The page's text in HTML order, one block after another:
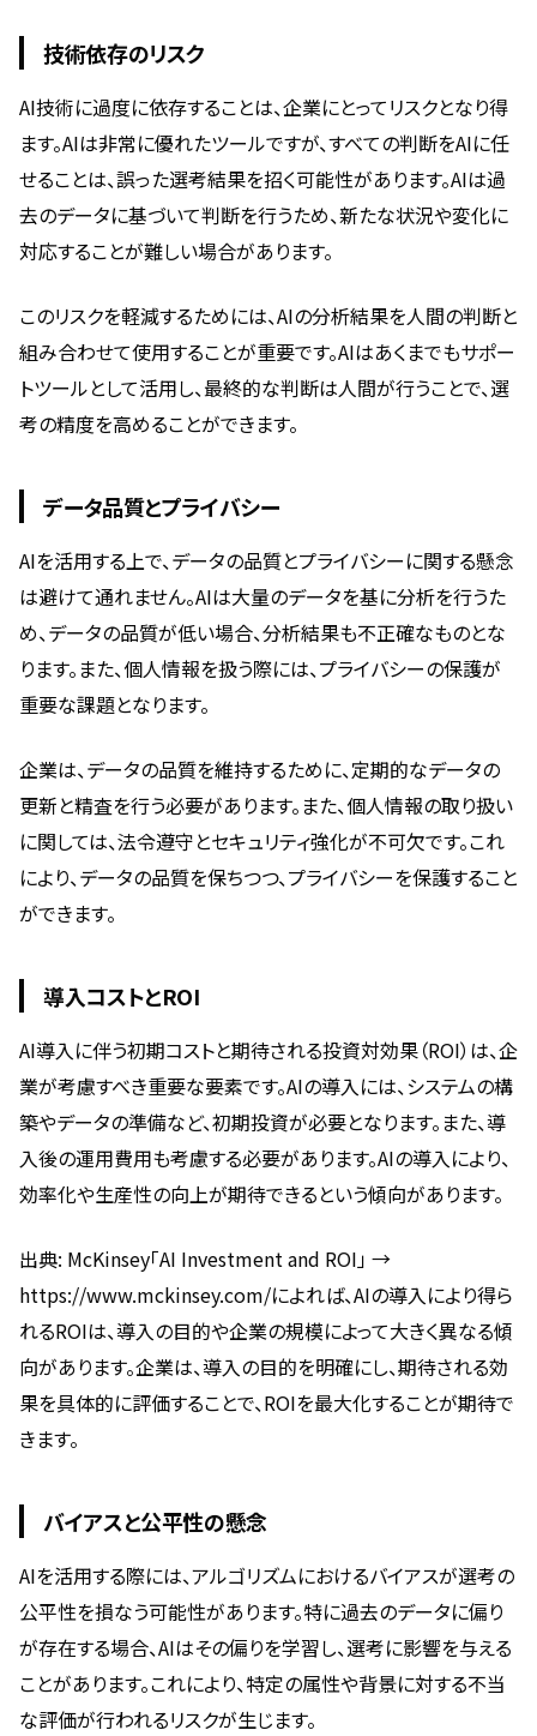
技術依存のリスク
AI技術に過度に依存することは、企業にとってリスクとなり得
ます。AIは非常に優れたツールですが、すべての判断をAIに任
せることは、誤った選考結果を招く可能性があります。AIは過
去のデータに基づいて判断を行うため、新たな状況や変化に
対応することが難しい場合があります。
このリスクを軽減するためには、AIの分析結果を人間の判断と
組み合わせて使用することが重要です。AIはあくまでもサポー
トツールとして活用し、最終的な判断は人間が行うことで、選
考の精度を高めることができます。
データ品質とプライバシー
AIを活用する上で、データの品質とプライバシーに関する懸念
は避けて通れません。AIは大量のデータを基に分析を行うた
め、データの品質が低い場合、分析結果も不正確なものとな
ります。また、個人情報を扱う際には、プライバシーの保護が
重要な課題となります。
企業は、データの品質を維持するために、定期的なデータの
更新と精査を行う必要があります。また、個人情報の取り扱い
に関しては、法令遵守とセキュリティ強化が不可欠です。これ
により、データの品質を保ちつつ、プライバシーを保護すること
ができます。
導入コストとROI
AI導入に伴う初期コストと期待される投資対効果（ROI）は、企
業が考慮すべき重要な要素です。AIの導入には、システムの構
築やデータの準備など、初期投資が必要となります。また、導
入後の運用費用も考慮する必要があります。AIの導入により、
効率化や生産性の向上が期待できるという傾向があります。
出典: McKinsey「AI Investment and ROI」 →
https://www.mckinsey.com/によれば、AIの導入により得ら
れるROIは、導入の目的や企業の規模によって大きく異なる傾
向があります。企業は、導入の目的を明確にし、期待される効
果を具体的に評価することで、ROIを最大化することが期待で
きます。
バイアスと公平性の懸念
AIを活用する際には、アルゴリズムにおけるバイアスが選考の
公平性を損なう可能性があります。特に過去のデータに偏り
が存在する場合、AIはその偏りを学習し、選考に影響を与える
ことがあります。これにより、特定の属性や背景に対する不当
な評価が行われるリスクが生じます。